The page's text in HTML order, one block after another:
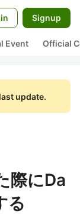
Signup
Event Official
update.
際にDa
る